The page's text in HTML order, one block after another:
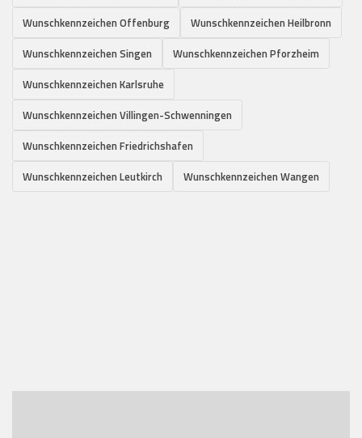
Wunschkennzeichen Offenburg
Wunschkennzeichen Heilbronn
Wunschkennzeichen Singen
Wunschkennzeichen Pforzheim
Wunschkennzeichen Karlsruhe
Wunschkennzeichen Villingen-Schwenningen
Wunschkennzeichen Friedrichshafen
Wunschkennzeichen Leutkirch
Wunschkennzeichen Wangen